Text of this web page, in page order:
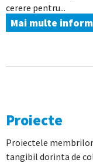
cerere pentru...
Mai multe
Proiecte
Proiectele
tangibil dorinta de